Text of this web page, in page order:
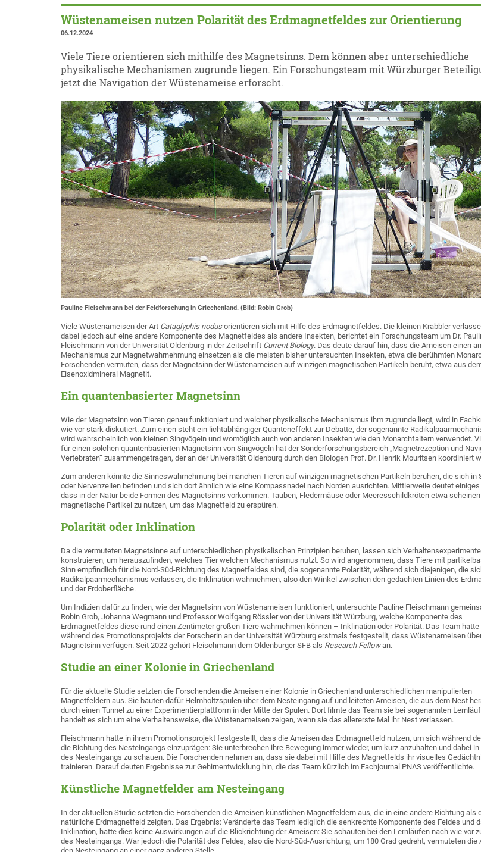
Wüstenameisen nutzen Polarität des Erdmagnetfeldes zur Orientierung
06.12.2024
Viele Tiere orientieren sich mithilfe des Magnetsinns. Dem können aber unterschiedliche
physikalische Mechanismen zugrunde liegen. Ein Forschungsteam mit Würzburger
jetzt die Navigation der Wüstenameise erforscht.
Pauline Fleischmann bei der Feldforschung in Griechenland. (Bild: Robin Grob)
Viele Wüstenameisen der Art Cataglyphis nodusorientieren sich mit Hilfe des Erdmagnetfeldes. Die kleinen Krabbler
dabei jedoch auf eine andere Komponente des Magnetfeldes als andere Insekten, berichtet ein Forschungsteam um Dr.
Fleischmann von der Universität Oldenburg in der Zeitschrift Current Biology. Das deute darauf hin, dass die Ameisen einen
Mechanismus zur Magnetwahrnehmung einsetzen als die meisten bisher untersuchten Insekten, etwa die berühmten
Forschenden vermuten, dass der Magnetsinn der Wüstenameisen auf winzigen magnetischen Partikeln beruht, etwa aus
Eisenoxidmineral Magnetit.
Ein quantenbasierter Magnetsinn
Wie der Magnetsinn von Tieren genau funktioniert und welcher physikalische Mechanismus ihm zugrunde liegt, wird in
wie vor stark diskutiert. Zum einen steht ein lichtabhängiger Quanteneffekt zur Debatte, der sogenannte
wird wahrscheinlich von kleinen Singvögeln und womöglich auch von anderen Insekten wie den Monarchfaltern verwendet.
für einen solchen quantenbasierten Magnetsinn von Singvögeln hat der Sonderforschungsbereich „Magnetrezeption und
Vertebraten“ zusammengetragen, der an der Universität Oldenburg durch den Biologen Prof. Dr. Henrik Mouritsen koordiniert
Zum anderen könnte die Sinneswahrnehmung bei manchen Tieren auf winzigen magnetischen Partikeln beruhen, die sich in
oder Nervenzellen befinden und sich dort ähnlich wie eine Kompassnadel nach Norden ausrichten. Mittlerweile deutet
dass in der Natur beide Formen des Magnetsinns vorkommen. Tauben, Fledermäuse oder Meeresschildkröten etwa scheinen
magnetische Partikel zu nutzen, um das Magnetfeld zu erspüren.
Polarität oder Inklination
Da die vermuteten Magnetsinne auf unterschiedlichen physikalischen Prinzipien beruhen, lassen sich Verhaltensexperimente
konstruieren, um herauszufinden, welches Tier welchen Mechanismus nutzt. So wird angenommen, dass Tiere mit
Sinn empfindlich für die Nord-Süd-Richtung des Magnetfeldes sind, die sogenannte Polarität, während sich diejenigen, die
Radikalpaarmechanismus verlassen, die Inklination wahrnehmen, also den Winkel zwischen den gedachten Linien des
und der Erdoberfläche.
Um Indizien dafür zu finden, wie der Magnetsinn von Wüstenameisen funktioniert, untersuchte Pauline Fleischmann
Robin Grob, Johanna Wegmann und Professor Wolfgang Rössler von der Universität Würzburg, welche Komponente des
Erdmagnetfeldes diese rund einen Zentimeter großen Tiere wahrnehmen können – Inklination oder Polarität. Das Team hatte
während des Promotionsprojekts der Forscherin an der Universität Würzburg erstmals festgestellt, dass Wüstenameisen
Magnetsinn verfügen. Seit 2022 gehört Fleischmann dem Oldenburger SFB als Research Fellowan.
Studie an einer Kolonie in Griechenland
Für die aktuelle Studie setzten die Forschenden die Ameisen einer Kolonie in Griechenland unterschiedlichen manipulierten
Magnetfeldern aus. Sie bauten dafür Helmholtzspulen über dem Nesteingang auf und leiteten Ameisen, die aus dem Nest
durch einen Tunnel zu einer Experimentierplattform in der Mitte der Spulen. Dort filmte das Team sie bei sogenannten
handelt es sich um eine Verhaltensweise, die Wüstenameisen zeigen, wenn sie das allererste Mal ihr Nest verlassen.
Fleischmann hatte in ihrem Promotionsprojekt festgestellt, dass die Ameisen das Erdmagnetfeld nutzen, um sich während
die Richtung des Nesteingangs einzuprägen: Sie unterbrechen ihre Bewegung immer wieder, um kurz anzuhalten und dabei
des Nesteingangs zu schauen. Die Forschenden nehmen an, dass sie dabei mit Hilfe des Magnetfelds ihr visuelles
trainieren. Darauf deuten Ergebnisse zur Gehirnentwicklung hin, die das Team kürzlich im Fachjournal PNAS veröffentlichte.
Künstliche Magnetfelder am Nesteingang
In der aktuellen Studie setzten die Forschenden die Ameisen künstlichen Magnetfeldern aus, die in eine andere Richtung als
natürliche Erdmagnetfeld zeigten. Das Ergebnis: Veränderte das Team lediglich die senkrechte Komponente des Feldes und
Inklination, hatte dies keine Auswirkungen auf die Blickrichtung der Ameisen: Sie schauten bei den Lernläufen nach wie vor
des Nesteingangs. War jedoch die Polarität des Feldes, also die Nord-Süd-Ausrichtung, um 180 Grad gedreht, vermuteten die